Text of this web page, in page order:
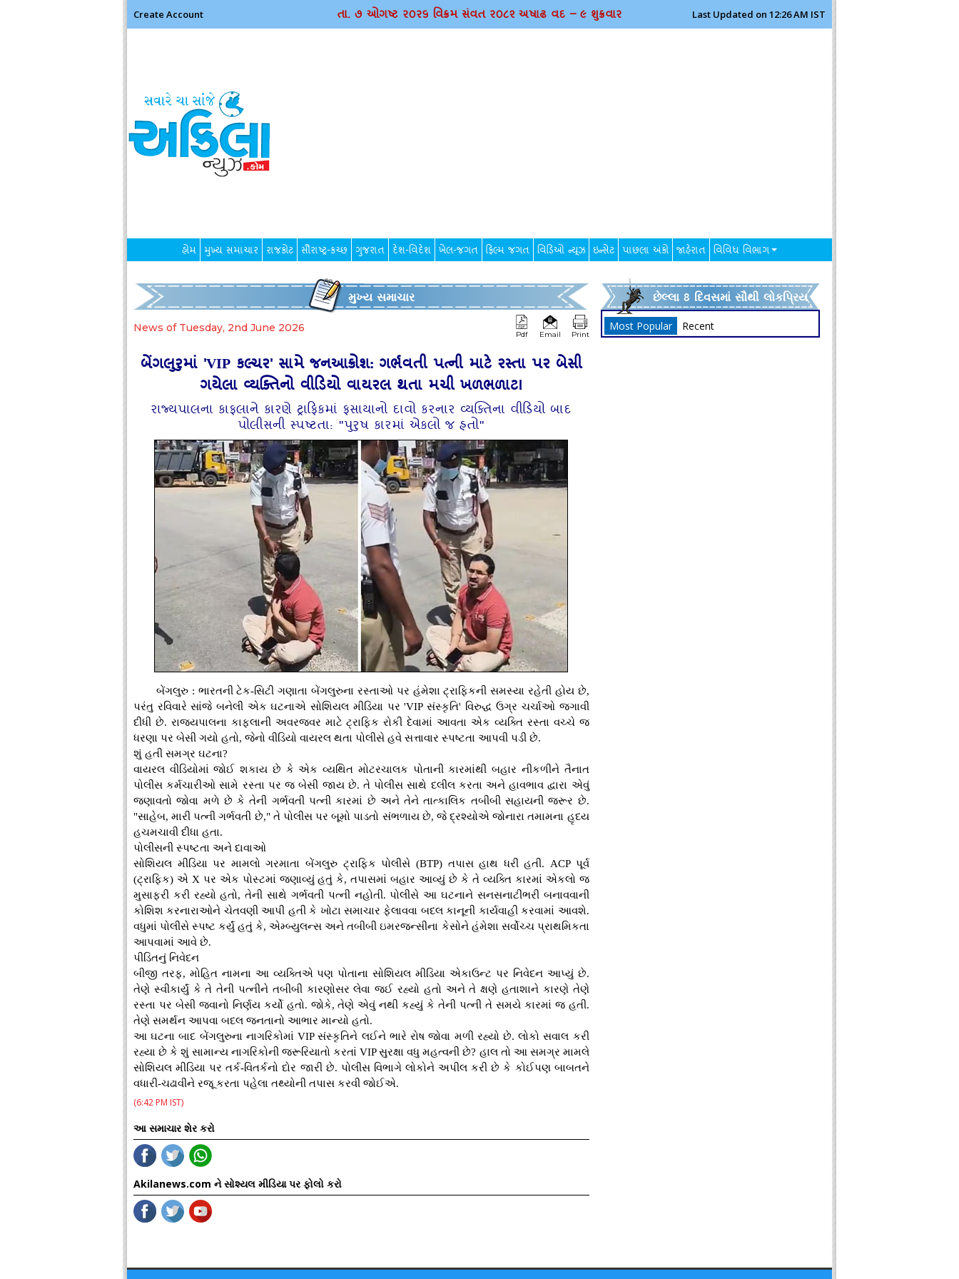
Create Account તા. ૭ ઓગષ્ટ ર૦ર૬ વિક્રમ સંવત ર૦૮૨ અષાઢ વદ – ૯ શુક્રવાર Last Updated on 12:26 AM IST
હોમ મુખ્ય સમાચાર રાજકોટ સૌરાષ્ટ્ર-કચ્છ ગુજરાત દેશ-વિદેશ ખેલ-જગત ફિલ્મ જગત વિડિઓ ન્યૂઝ ઇન્સેટ પાછલા અંકો જાહેરાત વિવિધ વિભાગ
મુખ્ય સમાચાર
News of Tuesday, 2nd June 2026
Pdf Email Print
બેંગલુરુમાં 'VIP કલ્ચર' સામે જનઆક્રોશ: ગર્ભવતી પત્ની માટે રસ્તા પર બેસી
ગયેલા વ્યક્તિનો વીડિયો વાયરલ થતા મચી ખળભળાટ!
રાજ્યપાલના કાફલાને કારણે ટ્રાફિકમાં ફસાયાનો દાવો કરનાર વ્યક્તિના વીડિયો બાદ
પોલીસની સ્પષ્ટતા: "પુરુષ કારમાં એકલો જ હતો"
બેંગલુરુ : ભારતની ટેક-સિટી ગણાતા બેંગલુરુના રસ્તાઓ પર હંમેશા ટ્રાફિકની સમસ્યા રહેતી હોય છે,
પરંતુ રવિવારે સાંજે બનેલી એક ઘટનાએ સોશિયલ મીડિયા પર 'VIP સંસ્કૃતિ' વિરુદ્ધ ઉગ્ર ચર્ચાઓ જગાવી
દીધી છે. રાજ્યપાલના કાફલાની અવરજવર માટે ટ્રાફિક રોકી દેવામાં આવતા એક વ્યક્તિ રસ્તા વચ્ચે જ
ધરણા પર બેસી ગયો હતો, જેનો વીડિયો વાયરલ થતા પોલીસે હવે સત્તાવાર સ્પષ્ટતા આપવી પડી છે.
શું હતી સમગ્ર ઘટના?
વાયરલ વીડિયોમાં જોઈ શકાય છે કે એક વ્યથિત મોટરચાલક પોતાની કારમાંથી બહાર નીકળીને તૈનાત
પોલીસ કર્મચારીઓ સામે રસ્તા પર જ બેસી જાય છે. તે પોલીસ સાથે દલીલ કરતા અને હાવભાવ દ્વારા એવું
જણાવતો જોવા મળે છે કે તેની ગર્ભવતી પત્ની કારમાં છે અને તેને તાત્કાલિક તબીબી સહાયની જરૂર છે.
"સાહેબ, મારી પત્ની ગર્ભવતી છે," તે પોલીસ પર બૂમો પાડતો સંભળાય છે, જે દ્રશ્યોએ જોનારા તમામના હૃદય
હચમચાવી દીધા હતા.
પોલીસની સ્પષ્ટતા અને દાવાઓ
સોશિયલ મીડિયા પર મામલો ગરમાતા બેંગલુરુ ટ્રાફિક પોલીસે (BTP) તપાસ હાથ ધરી હતી. ACP પૂર્વ
(ટ્રાફિક) એ X પર એક પોસ્ટમાં જણાવ્યું હતું કે, તપાસમાં બહાર આવ્યું છે કે તે વ્યક્તિ કારમાં એકલો જ
મુસાફરી કરી રહ્યો હતો, તેની સાથે ગર્ભવતી પત્ની નહોતી. પોલીસે આ ઘટનાને સનસનાટીભરી બનાવવાની
કોશિશ કરનારાઓને ચેતવણી આપી હતી કે ખોટા સમાચાર ફેલાવવા બદલ કાનૂની કાર્યવાહી કરવામાં આવશે.
વધુમાં પોલીસે સ્પષ્ટ કર્યું હતું કે, એમ્બ્યુલન્સ અને તબીબી ઇમરજન્સીના કેસોને હંમેશા સર્વોચ્ચ પ્રાથમિકતા
આપવામાં આવે છે.
પીડિતનું નિવેદન
બીજી તરફ, મોહિત નામના આ વ્યક્તિએ પણ પોતાના સોશિયલ મીડિયા એકાઉન્ટ પર નિવેદન આપ્યું છે.
તેણે સ્વીકાર્યું કે તે તેની પત્નીને તબીબી કારણોસર લેવા જઈ રહ્યો હતો અને તે ક્ષણે હતાશાને કારણે તેણે
રસ્તા પર બેસી જવાનો નિર્ણય કર્યો હતો. જોકે, તેણે એવું નથી કહ્યું કે તેની પત્ની તે સમયે કારમાં જ હતી.
તેણે સમર્થન આપવા બદલ જનતાનો આભાર માન્યો હતો.
આ ઘટના બાદ બેંગલુરુના નાગરિકોમાં VIP સંસ્કૃતિને લઈને ભારે રોષ જોવા મળી રહ્યો છે. લોકો સવાલ કરી
રહ્યા છે કે શું સામાન્ય નાગરિકોની જરૂરિયાતો કરતાં VIP સુરક્ષા વધુ મહત્વની છે? હાલ તો આ સમગ્ર મામલે
સોશિયલ મીડિયા પર તર્ક-વિતર્કનો દોર જારી છે. પોલીસ વિભાગે લોકોને અપીલ કરી છે કે કોઈપણ બાબતને
વધારી-ચઢાવીને રજૂ કરતા પહેલા તથ્યોની તપાસ કરવી જોઈએ.
(6:42 PM IST)
આ સમાચાર શેર કરો
Akilanews.com ને સોશ્યલ મીડિયા પર ફોલો કરો
છેલ્લા 8 દિવસમાં સૌથી લોકપ્રિય
Most Popular Recent